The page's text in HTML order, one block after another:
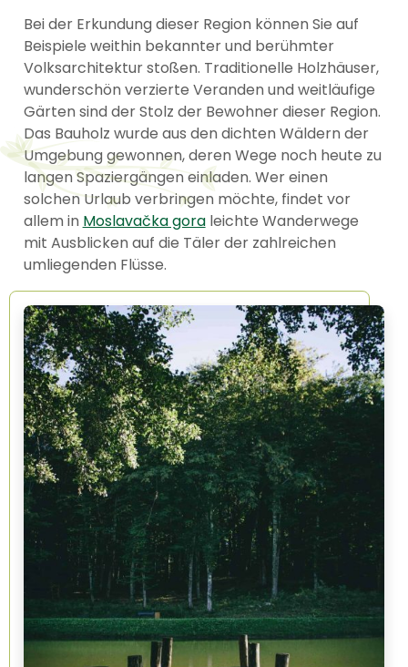
Bei der Erkundung dieser Region können Sie auf
Beispiele weithin bekannter und berühmter
Volksarchitektur stoßen. Traditionelle Holzhäuser,
wunderschön verzierte Veranden und weitläufige
Gärten sind der Stolz der Bewohner dieser Region.
Das Bauholz wurde aus den dichten Wäldern der
Umgebung gewonnen, deren Wege noch heute zu
langen Spaziergängen einladen. Wer einen
solchen Urlaub verbringen möchte, findet vor
allem in Moslavačka goraleichte Wanderwege
mit Ausblicken auf die Täler der zahlreichen
umliegenden Flüsse.